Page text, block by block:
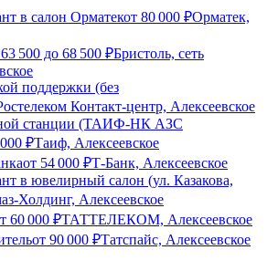
в салон Орматекот 80 000 ₽Орматек,
63 500 до 68 500 ₽Бристоль, сеть
поддержки (без
Контакт-центр, Алексеевское
станции (ТАИФ-НК АЗС
₽Таиф, Алексеевское
от 54 000 ₽Т-Банк, Алексеевское
в ювелирный салон (ул. Казакова,
Холдинг, Алексеевское
60 000 ₽ТАТТЕЛЕКОМ, Алексеевское
от 90 000 ₽Татспайс, Алексеевское